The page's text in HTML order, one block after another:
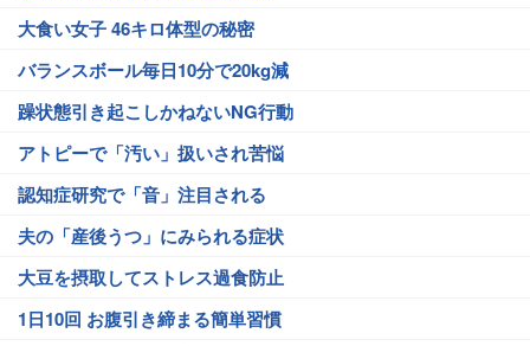
大食い女子 46キロ体型の秘密
バランスボール毎日10分で20kg減
躁状態引き起こしかねないNG行動
アトピーで「汚い」扱いされ苦悩
認知症研究で「音」注目される
夫の「産後うつ」にみられる症状
大豆を摂取してストレス過食防止
1日10回 お腹引き締まる簡単習慣